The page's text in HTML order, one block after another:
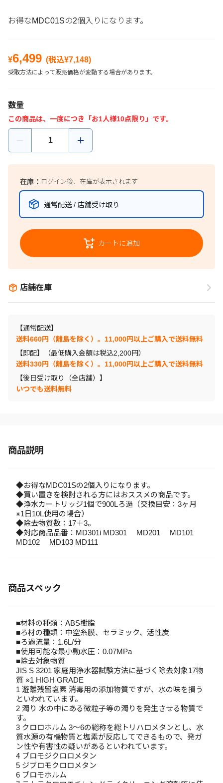
お得なMDC01Sの2個入りになります。
¥6,499 (税込¥7,148)
受取方法によって販売価格が変動する場合があります。
数量
この商品は、一度につき「お1人様10点限り」です。
在庫： ログイン後、在庫が表示されます
通常配送 / 店舗受け取り
カートに追加
店舗在庫
【通常配送】
送料660円（離島を除く）。11,000円以上ご購入で送料無料
【即配】（最低購入金額は税込2,200円）
送料330円（離島を除く）。11,000円以上ご購入で送料無料
【後日受け取り（全店舗）】
いつでも送料無料
商品説明
◆お得なMDC01Sの2個入りになります。
◆買い置きを検討される方にはおススメの商品です。
◆浄水カートリッジ1個で900Lろ過（交換目安：3ヶ月
※1日10L使用の場合）
◆除去物質数：17＋3。
◆対応商品品番：MD301i MD301 MD201 MD101
MD102 MD103 MD111
商品スペック
■材料の種類：ABS樹脂
■ろ材の種類：中空糸膜、セラミック、活性炭
■ろ過流量：1.6L/分
■使用可能な最小動水圧：0.07MPa
■除去対象物質
JIS S 3201 家庭用浄水器試験方法に基づく除去対象17物
質 ※1 HIGH GRADE
1 遊離残留塩素 消毒用の添加物質ですが、水の味を損う
といわれています。
2 濁り 水の中にある微粒子等の濁りを発生させる物質で
す。
3 クロロホルム 3～6の総称を総トリハロメタンとし、水
質水源の有機物質と塩素が反応してできるもので、発ガ
ン性や有害性の疑いがあるといわれています。
4 ブロモジクロロメタン
5 ジブロモクロロメタン
6 ブロモホルム